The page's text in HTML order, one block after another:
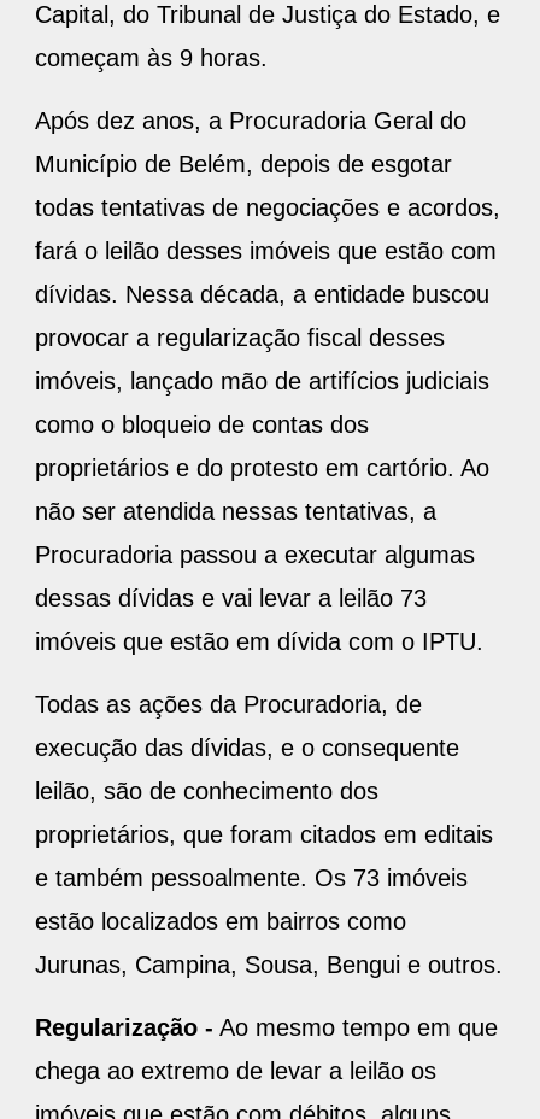
Capital, do Tribunal de Justiça do Estado, e
começam às 9 horas.
Após dez anos, a Procuradoria Geral do
Município de Belém, depois de esgotar
todas tentativas de negociações e acordos,
fará o leilão desses imóveis que estão com
dívidas. Nessa década, a entidade buscou
provocar a regularização fiscal desses
imóveis, lançado mão de artifícios judiciais
como o bloqueio de contas dos
proprietários e do protesto em cartório. Ao
não ser atendida nessas tentativas, a
Procuradoria passou a executar algumas
dessas dívidas e vai levar a leilão 73
imóveis que estão em dívida com o IPTU.
Todas as ações da Procuradoria, de
execução das dívidas, e o consequente
leilão, são de conhecimento dos
proprietários, que foram citados em editais
e também pessoalmente. Os 73 imóveis
estão localizados em bairros como
Jurunas, Campina, Sousa, Bengui e outros.
Regularização - Ao mesmo tempo em que
chega ao extremo de levar a leilão os